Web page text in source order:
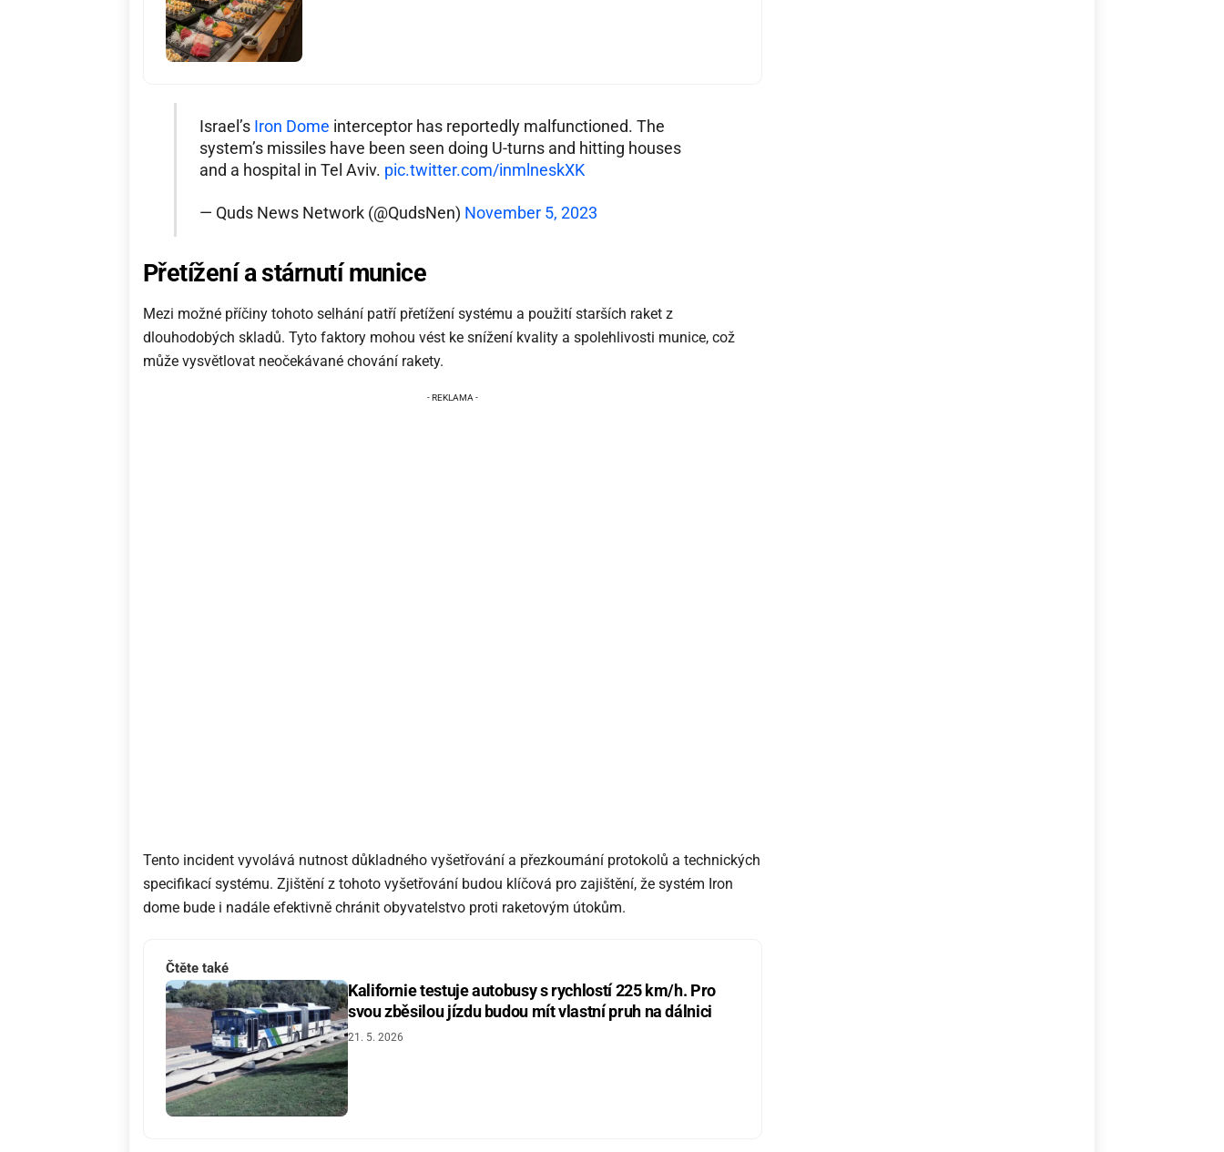
Israel’s Iron Dome interceptor has reportedly malfunctioned. The
system’s missiles have been seen doing U-turns and hitting houses
and a hospital in Tel Aviv. pic.twitter.com/inmlneskXK
— Quds News Network (@QudsNen) November 5, 2023
Přetížení a stárnutí munice
Mezi možné příčiny tohoto selhání patří přetížení systému a použití starších raket z
dlouhodobých skladů. Tyto faktory mohou vést ke snížení kvality a spolehlivosti munice, což
může vysvětlovat neočekávané chování rakety.
Tento incident vyvolává nutnost důkladného vyšetřování a přezkoumání protokolů a technických
specifikací systému. Zjištění z tohoto vyšetřování budou klíčová pro zajištění, že systém Iron
dome bude i nadále efektivně chránit obyvatelstvo proti raketovým útokům.
Čtěte také
Kalifornie testuje autobusy s rychlostí 225 km/h. Pro
svou zběsilou jízdu budou mít vlastní pruh na dálnici
21. 5. 2026